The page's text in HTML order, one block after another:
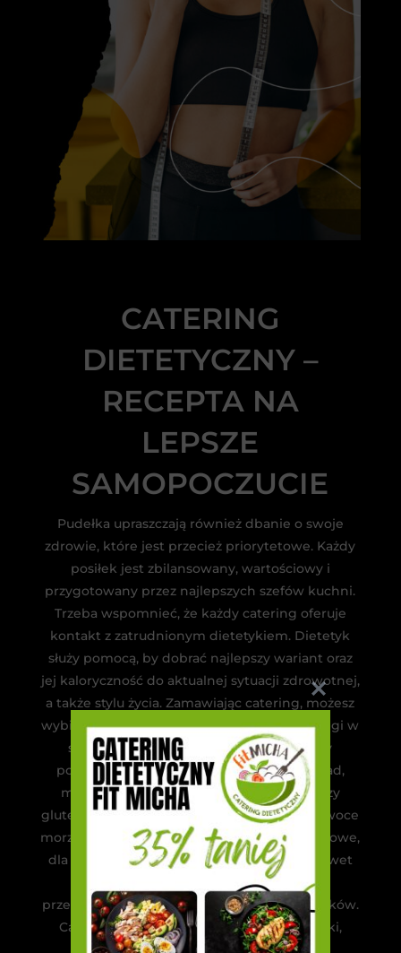
CATERING
DIETETYCZNY –
RECEPTA NA
LEPSZE
SAMOPOCZUCIE
Pudełka upraszczają również dbanie o swoje
zdrowie, które jest przecież priorytetowe. Każdy
posiłek jest zbilansowany, wartościowy i
przygotowany przez najlepszych szefów kuchni.
Trzeba wspomnieć, że każdy catering oferuje
kontakt z zatrudnionym dietetykiem. Dietetyk
służy pomocą, by dobrać najlepszy wariant oraz
jej kaloryczność do aktualnej sytuacji zdrowotnej,
a także stylu życia. Zamawiając catering, możesz
wybierać pomiędzy różnymi dietami. Cateringi w
swojej ofercie mają takie menu, że każdy
powinien znaleźć coś dla siebie. Na przykład,
możesz znaleźć dietę paleo, bez laktozy czy
glutenu lub zawierającą albo wykluczającą owoce
morza. Jest oczywiście też jedzenie standardowe,
dla sportowców, diety wegetariańskie, a nawet
sokowe. Jest to świetny patent na
przetestowanie nowej kuchni i różnych smaków.
Cateringi dietetyczne to barwne pojemniki,
które codziennie wywołują radość!